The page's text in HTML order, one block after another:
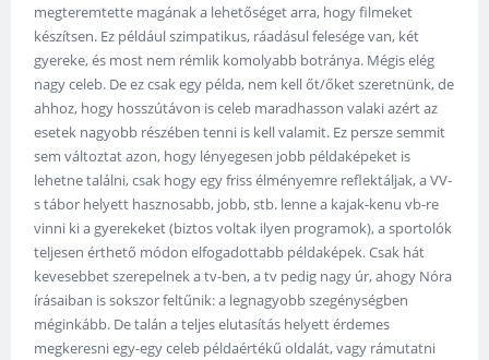
megteremtette magának a lehetőséget arra, hogy filmeket
készítsen. Ez például szimpatikus, ráadásul felesége van, két
gyereke, és most nem rémlik komolyabb botránya. Mégis elég
nagy celeb. De ez csak egy példa, nem kell őt/őket szeretnünk, de
ahhoz, hogy hosszútávon is celeb maradhasson valaki azért az
esetek nagyobb részében tenni is kell valamit. Ez persze semmit
sem változtat azon, hogy lényegesen jobb példaképeket is
lehetne találni, csak hogy egy friss élményemre reflektáljak, a VV-
s tábor helyett hasznosabb, jobb, stb. lenne a kajak-kenu vb-re
vinni ki a gyerekeket (biztos voltak ilyen programok), a sportolók
teljesen érthető módon elfogadottabb példaképek. Csak hát
kevesebbet szerepelnek a tv-ben, a tv pedig nagy úr, ahogy Nóra
írásaiban is sokszor feltűnik: a legnagyobb szegénységben
méginkább. De talán a teljes elutasítás helyett érdemes
megkeresni egy-egy celeb példaértékű oldalát, vagy rámutatni